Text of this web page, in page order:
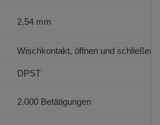
2.54 mm
Wischkontakt, öffnen und schließen
DPST
2.000 Betätigungen